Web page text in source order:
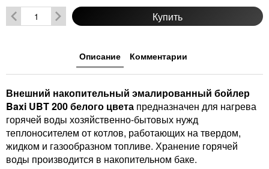
Купить
Описание Комментарии
Внешний накопительный эмалированный бойлер
Baxi UBT 200 белого цвета предназначен для нагрева
горячей воды хозяйственно-бытовых нужд
теплоносителем от котлов, работающих на твердом,
жидком и газообразном топливе. Хранение горячей
воды производится в накопительном баке.